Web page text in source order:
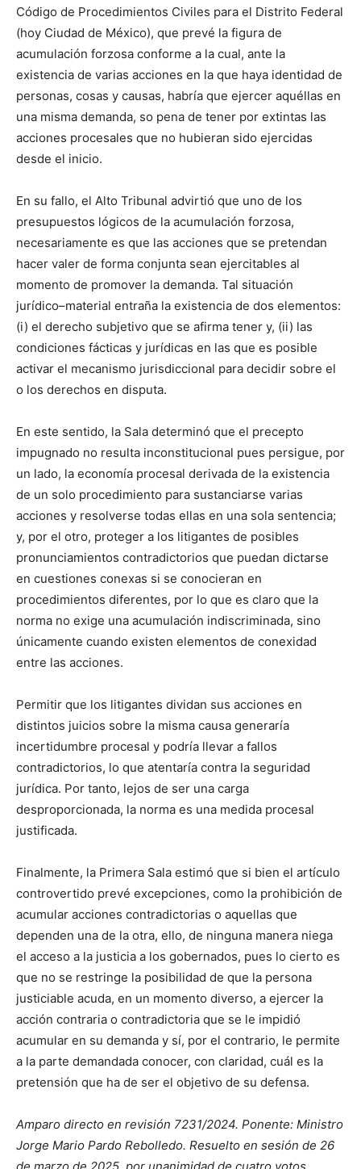
Código de Procedimientos Civiles para el Distrito Federal
(hoy Ciudad de México), que prevé la figura de
acumulación forzosa conforme a la cual, ante la
existencia de varias acciones en la que haya identidad de
personas, cosas y causas, habría que ejercer aquéllas en
una misma demanda, so pena de tener por extintas las
acciones procesales que no hubieran sido ejercidas
desde el inicio.
En su fallo, el Alto Tribunal advirtió que uno de los
presupuestos lógicos de la acumulación forzosa,
necesariamente es que las acciones que se pretendan
hacer valer de forma conjunta sean ejercitables al
momento de promover la demanda. Tal situación
jurídico–material entraña la existencia de dos elementos:
(i) el derecho subjetivo que se afirma tener y, (ii) las
condiciones fácticas y jurídicas en las que es posible
activar el mecanismo jurisdiccional para decidir sobre el
o los derechos en disputa.
En este sentido, la Sala determinó que el precepto
impugnado no resulta inconstitucional pues persigue, por
un lado, la economía procesal derivada de la existencia
de un solo procedimiento para sustanciarse varias
acciones y resolverse todas ellas en una sola sentencia;
y, por el otro, proteger a los litigantes de posibles
pronunciamientos contradictorios que puedan dictarse
en cuestiones conexas si se conocieran en
procedimientos diferentes, por lo que es claro que la
norma no exige una acumulación indiscriminada, sino
únicamente cuando existen elementos de conexidad
entre las acciones.
Permitir que los litigantes dividan sus acciones en
distintos juicios sobre la misma causa generaría
incertidumbre procesal y podría llevar a fallos
contradictorios, lo que atentaría contra la seguridad
jurídica. Por tanto, lejos de ser una carga
desproporcionada, la norma es una medida procesal
justificada.
Finalmente, la Primera Sala estimó que si bien el artículo
controvertido prevé excepciones, como la prohibición de
acumular acciones contradictorias o aquellas que
dependen una de la otra, ello, de ninguna manera niega
el acceso a la justicia a los gobernados, pues lo cierto es
que no se restringe la posibilidad de que la persona
justiciable acuda, en un momento diverso, a ejercer la
acción contraria o contradictoria que se le impidió
acumular en su demanda y sí, por el contrario, le permite
a la parte demandada conocer, con claridad, cuál es la
pretensión que ha de ser el objetivo de su defensa.
Amparo directo en revisión 7231/2024. Ponente: Ministro
Jorge Mario Pardo Rebolledo. Resuelto en sesión de 26